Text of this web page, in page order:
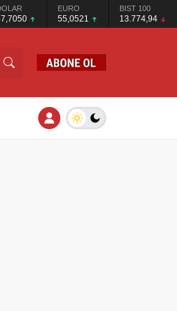
EURO
55,0521
BIST 100
13.774,94